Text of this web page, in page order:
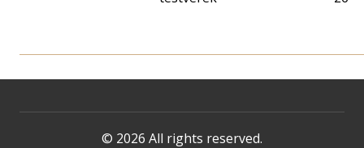
© 2026 All rights reserved.